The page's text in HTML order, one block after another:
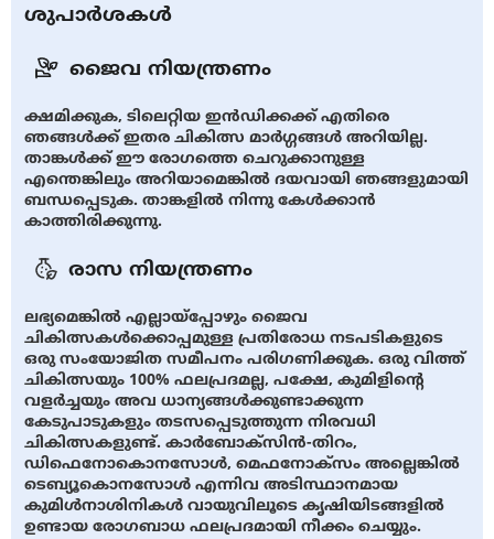
ശുപാർശകൾ
ജൈവ നിയന്ത്രണം
ക്ഷമിക്കുക, ടിലെറ്റിയ ഇന്‍ഡിക്കക്ക് എതിരെ
ഞങ്ങള്‍ക്ക് ഇതര ചികിത്സ മാര്‍ഗ്ഗങ്ങള്‍ അറിയില്ല.
താങ്കള്‍ക്ക് ഈ രോഗത്തെ ചെറുക്കാനുള്ള
എന്തെങ്കിലും അറിയാമെങ്കില്‍ ദയവായി ഞങ്ങളുമായി
ബന്ധപ്പെടുക. താങ്കളില്‍ നിന്നു കേള്‍ക്കാന്‍
കാത്തിരിക്കുന്നു.
രാസ നിയന്ത്രണം
ലഭ്യമെങ്കിൽ എല്ലായ്‍പ്പോഴും ജൈവ
ചികിത്സകള്‍ക്കൊപ്പമുള്ള പ്രതിരോധ നടപടികളുടെ
ഒരു സംയോജിത സമീപനം പരിഗണിക്കുക. ഒരു വിത്ത്
ചികിത്സയും 100% ഫലപ്രദമല്ല, പക്ഷേ, കുമിളിന്റെ
വളര്‍ച്ചയും അവ ധാന്യങ്ങള്‍ക്കുണ്ടാക്കുന്ന
കേടുപാടുകളും തടസപ്പെടുത്തുന്ന നിരവധി
ചികിത്സകളുണ്ട്. കാര്‍ബോക്സിന്‍-തിറം,
ഡിഫെനോകൊനസോള്‍, മെഫനോക്സം അല്ലെങ്കില്‍
ടെബ്യൂകൊനസോള്‍ എന്നിവ അടിസ്ഥാനമായ
കുമിള്‍നാശിനികള്‍ വായുവിലൂടെ കൃഷിയിടങ്ങളില്‍
ഉണ്ടായ രോഗബാധ ഫലപ്രദമായി നീക്കം ചെയ്യും.